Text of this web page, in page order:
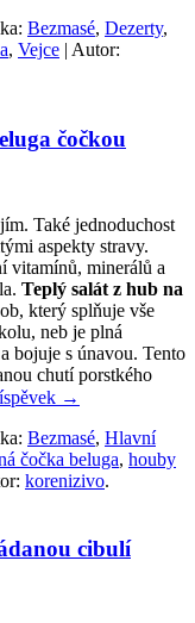
Bezmasé, Dezerty,
, Vejce | Autor:
čočkou
Také jednoduchost
aspekty stravy.
vitamínů, minerálů a
Teplý salát z hub na
který splňuje vše
neb je plná
bojuje s únavou. Tento
chutí porstkého
→
Bezmasé, Hlavní
čočka beluga, houby
korenizivo.
cibulí